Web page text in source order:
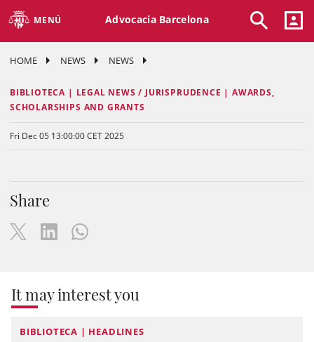
MENÚ Advocacia Barcelona
HOME NEWS NEWS
BIBLIOTECA | LEGAL NEWS / JURISPRUDENCE | AWARDS,
SCHOLARSHIPS AND GRANTS
Fri Dec 05 13:00:00 CET 2025
Share
It may interest you
BIBLIOTECA | HEADLINES